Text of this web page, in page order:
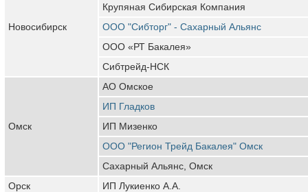
Новосибирск
Крупяная Сибирская Компания
ООО "Сибторг" - Сахарный Альянс
ООО «РТ Бакалея»
Сибтрейд-НСК
Омск
АО Омское
ИП Гладков
ИП Мизенко
ООО "Регион Трейд Бакалея" Омск
Сахарный Альянс, Омск
Орск
ИП Лукиенко А.А.